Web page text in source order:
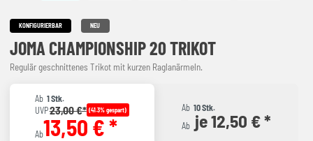
KONFIGURIERBAR NEU
JOMA CHAMPIONSHIP 20 TRIKOT
Regulär geschnittenes Trikot mit kurzen Raglanärmeln.
Ab 1 Stk.
UVP23,00 €* (41.3% gespart)
Ab13,50 € *
Ab 10 Stk.
Ab je 12,50 € *